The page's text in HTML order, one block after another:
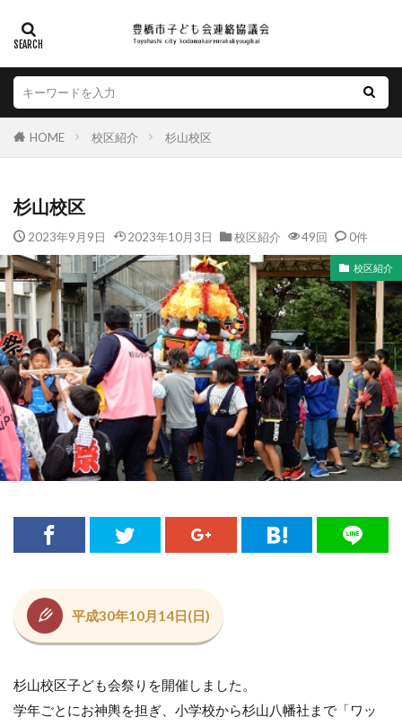
HOME 校区紹介 杉山校区
杉山校区
2023年9月9日 2023年10月3日 校区紹介 49回 0件
校区紹介
平成30年10月14日(日)
杉山校区子ども会祭りを開催しました。
学年ごとにお神輿を担ぎ、小学校から杉山八幡社まで「ワッ